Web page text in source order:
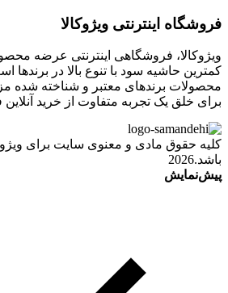
فروشگاه اینترنتی ویژوکالا
ویژوکالا، فروشگاهی اینترنتی عرضه
کمترین حاشیه سود با تنوع بالا در
محصولات برندهای معتبر و شناخته شده
برای خلق یک تجربه متفاوت از خرید
کلیه حقوق مادی و معنوی سایت برای
باشد.2026
پیش‌نمایش